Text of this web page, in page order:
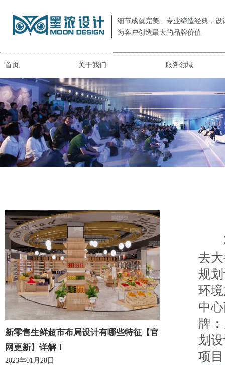
细节成就完美、专业缔造经典，设
为客户创造最大的品牌价值
首页 关于我们 服务领域
新零售生鲜超市布局设计有哪些特征【官
网更新】详解！
2023年01月28日
去
规
环
中
牌
划
项